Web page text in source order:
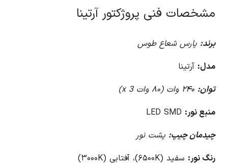
مشخصات فنی پروژکتور آرتینا
برند: پارس شعاع طوس
مدل: آرتینا
توان:
منبع نور:
چیدمان چیپ: پشت نور
رنگ نور: سفید (۶۵۰۰K)، آفتابی (۳۰۰۰K)